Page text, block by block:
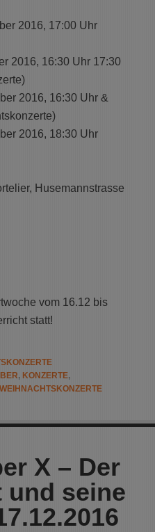
2016, 17:00 Uhr
2016, 16:30 Uhr 17:30
2016, 16:30 Uhr &
2016, 18:30 Uhr
, Husemannstrasse
vom 16.12 bis
statt!
, KONZERTE,
WEIHNACHTSKONZERTE
X – Der
und seine